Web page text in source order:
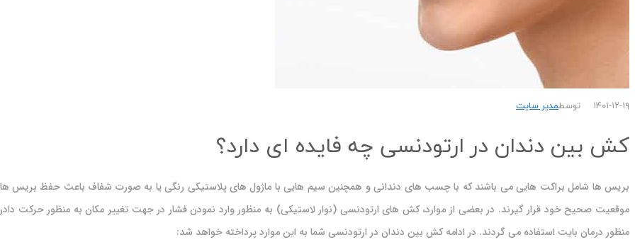
۱۴۰۱-۱۲-۱۹ توسطمدیر سایت
کش بین دندان در ارتودنسی چه فایده ای دارد؟
بریس ها شامل براکت هایی می باشند که با چسب های دندانی و همچنین سیم هایی با ماژول های پلاستیکی رنگی یا به صورت شفاف باعث حفظ بریس ها می
موقعیت صحیح خود قرار گیرند. در بعضی از موارد، کش های ارتودنسی (نوار لاستیکی) به منظور وارد نمودن فشار در جهت تغییر مکان به منظور حرکت
منظور درمان بایت استفاده می گردند. در ادامه کش بین دندان در ارتودنسی شما به این موارد پرداخته خواهد شد: